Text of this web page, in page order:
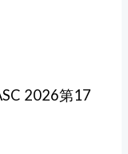
2026第17